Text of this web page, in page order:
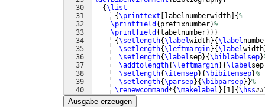
30
31
32
33
34
35
36
37
38
39
40
41
{\list
{\printtext labelnumberwidth {%
\printfield { prefixnumber}%
\printfield { labelnumber}}}
{\setlength{\labelwidth}{\label
\setlength{\leftmargin}{\labelwidth
\setlength{\labelsep}{\biblabelsep}
\addtolength{\leftmargin}{\labelsep
\setlength{\itemsep}{\bibitemsep}%
\setlength{\parsep}{\bibparsep}}%
\renewcommand *{\makelabel } 1 {\hss
{\endlist
Ausgabe erzeugen